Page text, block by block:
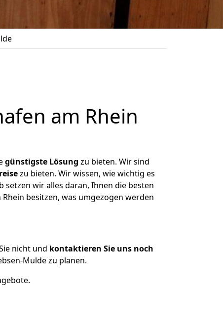
am Rhein
günstigste Lösung zu bieten. Wir sind
zu bieten. Wir wissen, wie wichtig es
setzen wir alles daran, Ihnen die besten
besitzen, was umgezogen werden
nicht und kontaktieren Sie uns noch
Mulde zu planen.